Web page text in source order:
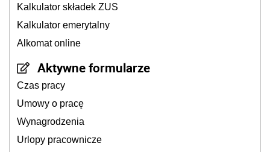
Kalkulator składek ZUS
Kalkulator emerytalny
Alkomat online
Aktywne formularze
Czas pracy
Umowy o pracę
Wynagrodzenia
Urlopy pracownicze